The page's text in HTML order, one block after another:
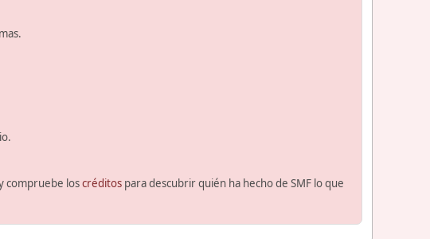
compruebe loscréditos para descubrir quién ha hecho de SMF lo que